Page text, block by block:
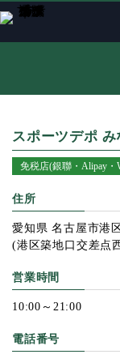
TOP
スポーツデポ
免税店(銀聯・Alipay・
住所
愛知県 名古屋市港
(港区築地口交差点
営業時間
10:00～21:00
電話番号